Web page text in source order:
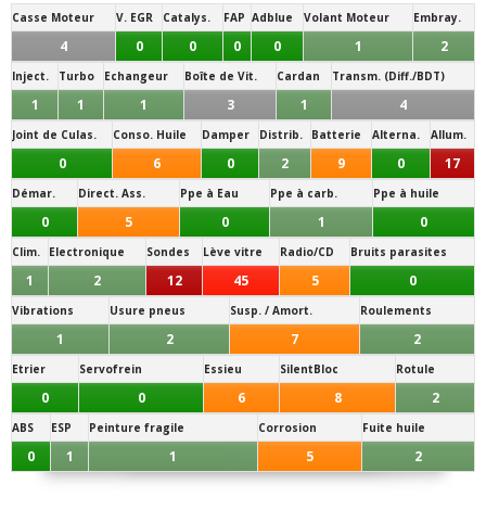
Casse Moteur V. EGR Catalys. FAP Adblue Volant Moteur Embray.
4 0 0 0 0 1 2
Inject. Turbo Echangeur Boîte de Vit. Cardan Transm. (Diff./BDT)
1 1 1 3 1 4
Joint de Culas. Conso. Huile Damper Distrib. Batterie Alterna. Allum.
0 6 0 2 9 0 17
Démar. Direct. Ass. Ppe à Eau Ppe à carb. Ppe à huile
0 5 0 1 0
Clim. Electronique Sondes Lève vitre Radio/CD Bruits parasites
1 2 12 45 5 0
Vibrations Usure pneus Susp. / Amort. Roulements
1 2 7 2
Etrier Servofrein Essieu SilentBloc Rotule
0 0 6 8 2
ABS ESP Peinture fragile Corrosion Fuite huile
0 1 1 5 2